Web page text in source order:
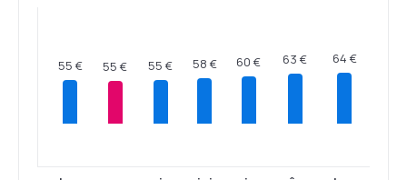
55 € 55 € 55 € 58 € 60 € 63 € 64 €